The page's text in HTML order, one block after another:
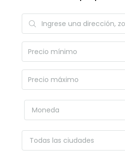
Moneda
Todas las ciudades